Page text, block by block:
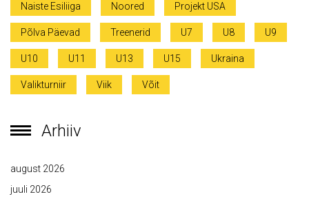
Naiste Esiliiga Noored Projekt USA
Põlva Päevad Treenerid U7 U8 U9
U10 U11 U13 U15 Ukraina
Valikturniir Viik Võit
Arhiiv
august 2026
juuli 2026